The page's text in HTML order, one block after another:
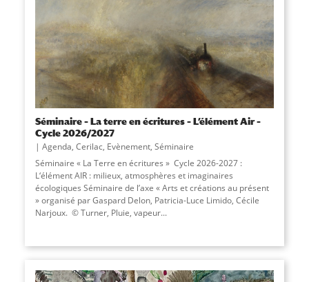
Séminaire – La terre en écritures – L’élément Air –
Cycle 2026/2027
Agenda, Cerilac, Evènement, Séminaire
Séminaire « La Terre en écritures » Cycle 2026-2027 :
L‘élément AIR : milieux, atmosphères et imaginaires
écologiques Séminaire de l’axe « Arts et créations au présent
» organisé par Gaspard Delon, Patricia-Luce Limido, Cécile
Narjoux. © Turner, Pluie, vapeur...